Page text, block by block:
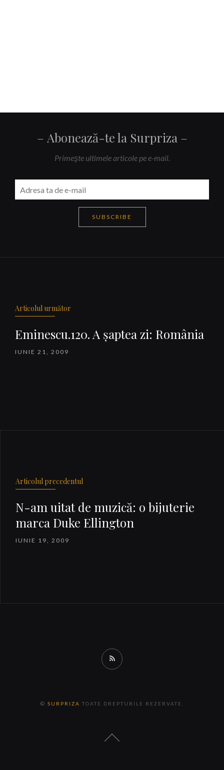
Abonează-te la Surpriza
Primeşte ultimele articole pe e-mail.
SUBSCRIBE
Articolul următor
Eminescu.120. A şaptea zi: România
IUNIE 21, 2009
Articolul precedentul
N-am uitat de muzică: o bijuterie
marca Duke Ellington
IUNIE 19, 2009
RSS
© SURPRIZA TOATE DREPTURILE REZERVATE.
Back